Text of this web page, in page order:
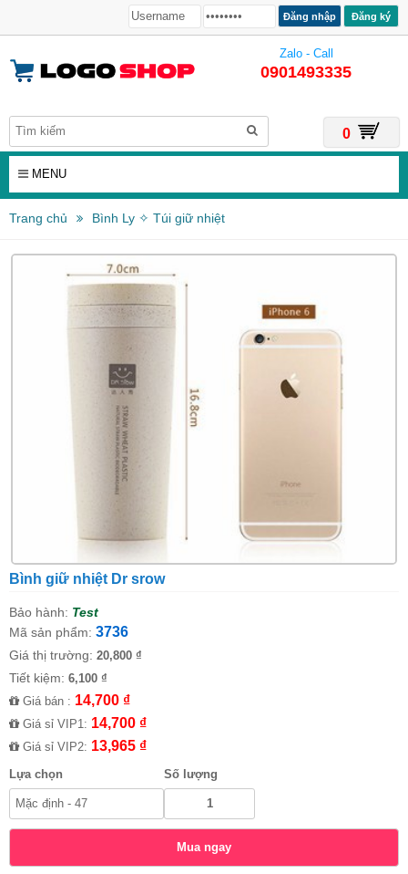
Đăng ký
Zalo - Call
0901493335
0
MENU
Trang chủ Bình Ly ✧ Túi giữ nhiệt
Bình giữ nhiệt Dr srow
Bảo hành: Test
Mã sản phẩm: 3736
Giá thị trường: 20,800 ₫
Tiết kiệm: 6,100 ₫
Giá bán : 14,700 ₫
Giá sỉ VIP1: 14,700 ₫
Giá sỉ VIP2: 13,965 ₫
Lựa chọn Số lượng